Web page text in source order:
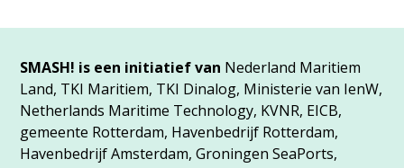
SMASH! is een initiatief van Nederland Maritiem
Land, TKI Maritiem, TKI Dinalog, Ministerie van IenW,
Netherlands Maritime Technology, KVNR, EICB,
gemeente Rotterdam, Havenbedrijf Rotterdam,
Havenbedrijf Amsterdam, Groningen SeaPorts,